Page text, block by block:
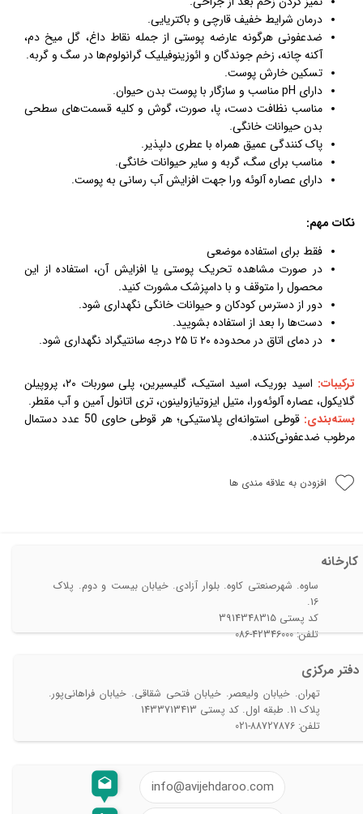
درمان شرایط خفیف قارچی و باکتریایی.
ضدعفونی هرگونه عارضه پوستی از جمله نقاط داغ، گل میخ دم،
آکنه چانه، زخم جوندگان و ائوزینوفیلیک گرانولوم‌ها در سگ و گربه.
تسکین خارش پوست.
دارای pH مناسب و سازگار با پوست بدن حیوان.
مناسب نظافت دست، پا، صورت، گوش و کلیه قسمت‌های سطحی
بدن حیوانات خانگی.
پاک کنندگی عمیق همراه با عطری دلپذیر.
مناسب برای سگ، گربه و سایر حیوانات خانگی.
دارای عصاره آلوئه ورا جهت افزایش آب رسانی به پوست.
نکات مهم:
فقط برای استفاده موضعی
در صورت مشاهده تحریک پوستی یا افزایش آن، استفاده از این
محصول را متوقف و با دامپزشک مشورت کنید.
دور از دسترس کودکان و حیوانات خانگی نگهداری شود.
دست‌ها را بعد از استفاده بشویید.
در دمای اتاق در محدوده ۲۰ تا ۲۵ درجه سانتیگراد نگهداری شود.
ترکیبات:
اسید بوریک، اسید استیک، گلیسیرین، پلی سوربات ۲۰، پروپیلن
گلایکول، عصاره آلوئه‌ورا، متیل ایزوتیازولینون، تری اتانول آمین و آب مقطر.
بسته‌بندی:
قوطی استوانه‌ای پلاستیکی؛ هر قوطی حاوی 50 عدد دستمال
مرطوب ضدعفونی‌کننده.
افزودن به علاقه مندی ها
دفتر مرکزی​​​​​​​
تهران. خیابان ولیعصر. خیابان فتحی شقاقی. خیابان فراهانی‌پور.
پلاک 11. طبقه اول. کد پستی 1433713413
تلفن: 88727876-021
info@avijehdaroo.com
ساوه. شهرصنعتی کاوه. بلوار آزادی. خیابان بیست و دوم. پلاک
16.
​​​​​​​کد پستی 3914348315
تلفن: 42346000-086​
کارخانه